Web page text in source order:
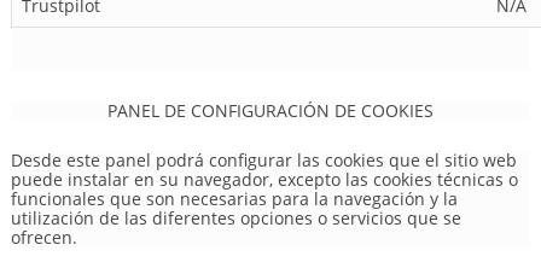
Trustpilot N/A
PANEL DE CONFIGURACIÓN DE COOKIES
Desde este panel podrá configurar las cookies que el sitio web
puede instalar en su navegador, excepto las cookies técnicas o
funcionales que son necesarias para la navegación y la
utilización de las diferentes opciones o servicios que se
ofrecen.